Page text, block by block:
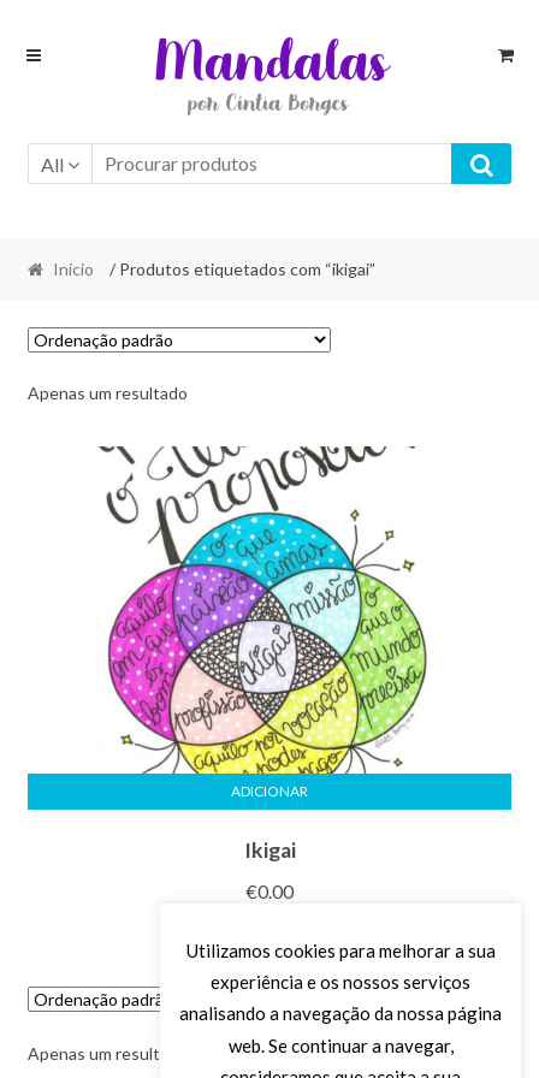
Skip
Skip
All
Início / Produtos etiquetados com “ikigai”
Apenas um resultado
Ikigai
€0.00
ADICIONAR
Apenas um resultado
Utilizamos cookies para melhorar a sua
experiência e os nossos serviços
analisando a navegação da nossa página
web. Se continuar a navegar,